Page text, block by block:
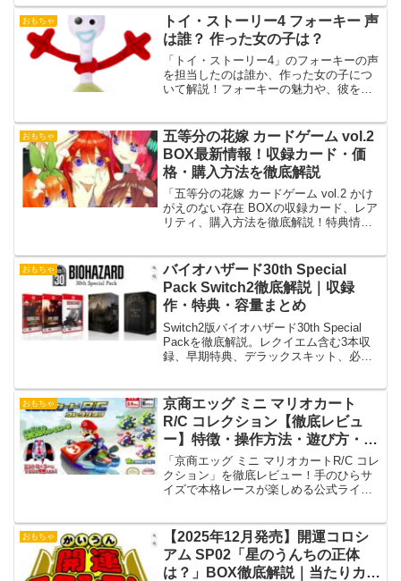
おもちゃ
トイ・ストーリー4 フォーキー 声
は誰？ 作った女の子は？
「トイ・ストーリー4」のフォーキーの声
を担当したのは誰か、作った女の子につ
いて解説！フォーキーの魅力や、彼を作
おもちゃ
五等分の花嫁 カードゲーム vol.2
BOX最新情報！収録カード・価
格・購入方法を徹底解説
「五等分の花嫁 カードゲーム vol.2 かけ
がえのない存在 BOXの収録カード、レア
リティ、購入方法を徹底解説！特典情報
おもちゃ
バイオハザード30th Special
Pack Switch2徹底解説｜収録
作・特典・容量まとめ
Switch2版バイオハザード30th Special
Packを徹底解説。レクイエム含む3本収
録、早期特典、デラックスキット、必要
おもちゃ
京商エッグ ミニ マリオカート
R/C コレクション【徹底レビュ
ー】特徴・操作方法・遊び方・購
入ガイド！
「京商エッグ ミニ マリオカートR/C コレ
クション」を徹底レビュー！手のひらサ
イズで本格レースが楽しめる公式ライセ
おもちゃ
【2025年12月発売】開運コロシ
アム SP02「星のうんちの正体
は？」BOX徹底解説｜当たりカー